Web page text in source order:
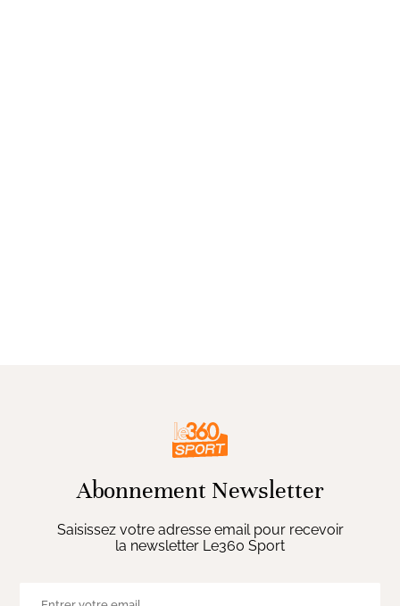
Abonnement Newsletter
Saisissez votre adresse email pour recevoir
la newsletter Le360 Sport